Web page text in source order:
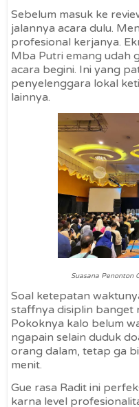
Sebelum masuk ke
jalannya acara dulu.
profesional kerjanya.
Mba Putri emang udah
acara begini. Ini yang
penyelenggara lokal
lainnya.
Suasana Penonton
Soal ketepatan
staffnya disiplin banget
Pokoknya kalo belum
ngapain selain duduk
orang dalam, tetap ga
menit.
Gue rasa Radit ini
karna level